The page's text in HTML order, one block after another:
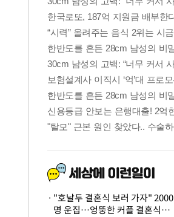
"호날두 결혼식 보러 가자" 2000
명 운집…엉뚱한 커플 결혼식에